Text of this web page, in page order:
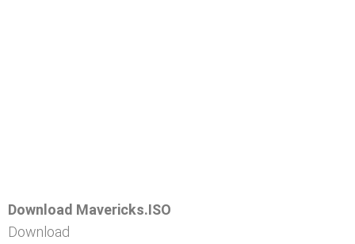
Download Mavericks.ISO
Download